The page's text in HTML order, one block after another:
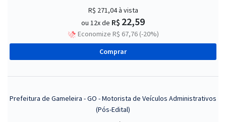
R$ 271,04à vista
ou 12x de R$ 22,59
Economize R$ 67,76 (-20%)
Comprar
Prefeitura de Gameleira - GO - Motorista de Veículos Administrativos
(Pós-Edital)